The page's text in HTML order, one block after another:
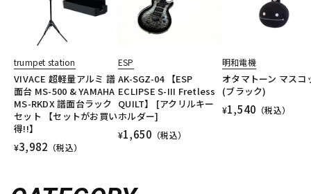
trumpet station
VIVACE 超軽量アルミ 譜
面台 MS-500 & YAMAHA
MS-RKDX 譜面台ラック
セット 【セットがお買い
得!!】
¥3,982 （税込）
ESP
AK-SGZ-04 【ESP
ECLIPSE S-III Fretless
QUILT】 [アクリルキー
ホルダー]
¥1,650 （税込）
明和電機
オタマトーン マスコ
(ブラック)
¥1,540 （税込）